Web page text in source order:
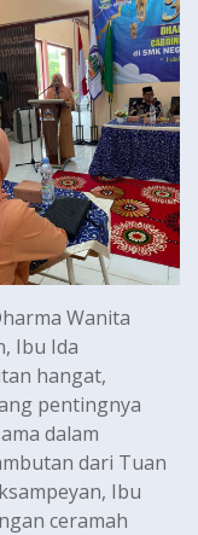
Wanita
Ibu Ida
hangat,
pentingnya
dalam
dari Tuan
Ibu
ceramah